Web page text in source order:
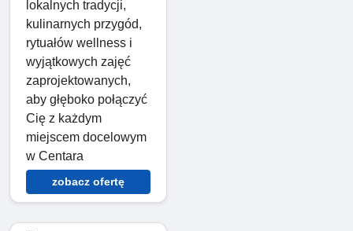
lokalnych tradycji,
kulinarnych przygód,
rytuałów wellness i
wyjątkowych zajęć
zaprojektowanych,
aby głęboko połączyć
Cię z każdym
miejscem docelowym
w Centara
zobacz ofertę